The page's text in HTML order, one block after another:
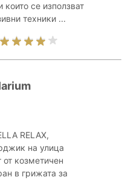
се използват
техники ...
RELAX,
на улица
от козметичен
в грижата за